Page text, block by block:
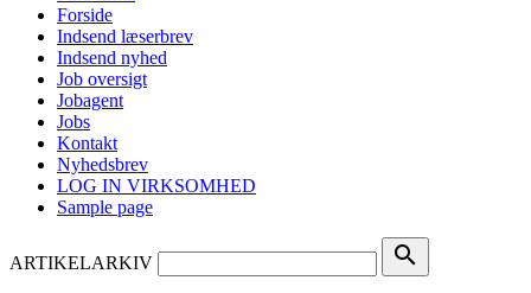
Forside
Indsend læserbrev
Indsend nyhed
Job oversigt
Jobagent
Jobs
Kontakt
Nyhedsbrev
LOG IN VIRKSOMHED
Sample page
ARTIKELARKIV search